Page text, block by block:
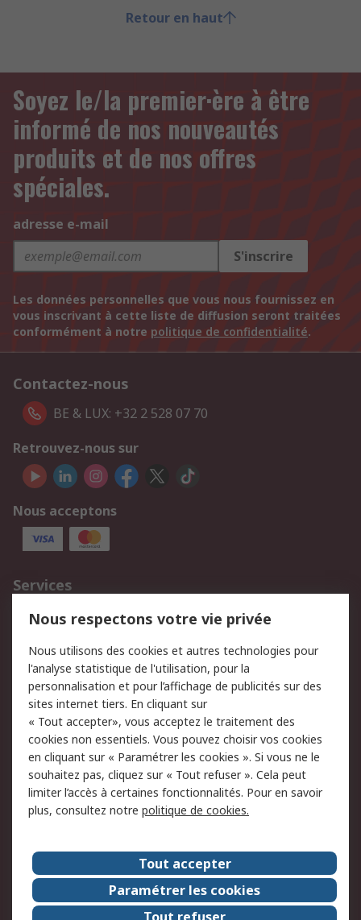
Retour en haut
Soyez le/la premier·ère à être
informé de nos nouveautés
produits et de nos offres
spéciales.
adresse e-mail
S'inscrire
Les données personnelles que vous nous fournissez en
vous inscrivant à cette liste de diffusion seront traitées
conformément à notre politique de confidentialité.
Contactez-nous
BE & LUX: +32 2 528 07 70
Retrouvez-nous sur
Nous acceptons
Services
750.000 produits
2.500 marques
Retours
Support technique
Track & trace
Legal
Politique de cookies
Sécurité des e-mails
Politique de protection
des données - Mise à
jour
Conditions générales
de vente
A propos de RS
Le groupe RS Group
A propos de RS
RS dans le monde
Travaillez chez RS
Nous respectons votre vie privée
Nous utilisons des cookies et autres technologies pour
l'analyse statistique de l'utilisation, pour la
personnalisation et pour l’affichage de publicités sur des
sites internet tiers. En cliquant sur
« Tout accepter», vous acceptez le traitement des
cookies non essentiels. Vous pouvez choisir vos cookies
en cliquant sur « Paramétrer les cookies ». Si vous ne le
souhaitez pas, cliquez sur « Tout refuser ». Cela peut
limiter l’accès à certaines fonctionnalités. Pour en savoir
plus, consultez notre politique de cookies.
Tout accepter
Paramétrer les cookies